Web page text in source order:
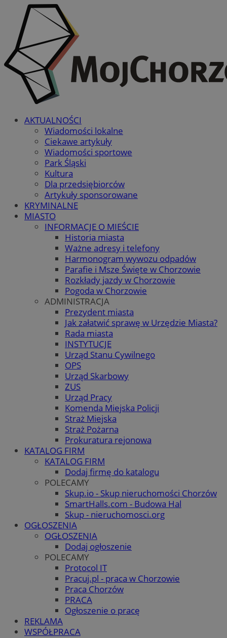
AKTUALNOŚCI
Wiadomości lokalne
Ciekawe artykuły
Wiadomości sportowe
Park Śląski
Kultura
Dla przedsiębiorców
Artykuły sponsorowane
KRYMINALNE
MIASTO
INFORMACJE O MIEŚCIE
Historia miasta
Ważne adresy i telefony
Harmonogram wywozu odpadów
Parafie i Msze Święte w Chorzowie
Rozkłady jazdy w Chorzowie
Pogoda w Chorzowie
ADMINISTRACJA
Prezydent miasta
Jak załatwić sprawę w Urzędzie Miasta?
Rada miasta
INSTYTUCJE
Urząd Stanu Cywilnego
OPS
Urząd Skarbowy
ZUS
Urząd Pracy
Komenda Miejska Policji
Straż Miejska
Straż Pożarna
Prokuratura rejonowa
KATALOG FIRM
KATALOG FIRM
Dodaj firmę do katalogu
POLECAMY
Skup.io - Skup nieruchomości Chorzów
SmartHalls.com - Budowa Hal
Skup - nieruchomosci.org
OGŁOSZENIA
OGŁOSZENIA
Dodaj ogłoszenie
POLECAMY
Protocol IT
Pracuj.pl - praca w Chorzowie
Praca Chorzów
PRACA
Ogłoszenie o pracę
REKLAMA
WSPÓŁPRACA